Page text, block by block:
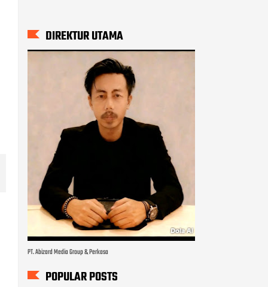
DIREKTUR UTAMA
PT. Abizard Media Group & Perkasa
POPULAR POSTS